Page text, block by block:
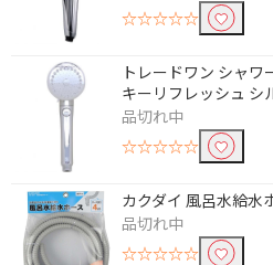
☆☆☆☆☆
トレードワン シャ
キーリフレッシュ シ
品切れ中
☆☆☆☆☆
カクダイ 風呂水給水
品切れ中
☆☆☆☆☆
条件で絞
フリーワードで絞り込む
除外する
除外する にチェックを入れ
を除外して検索します。